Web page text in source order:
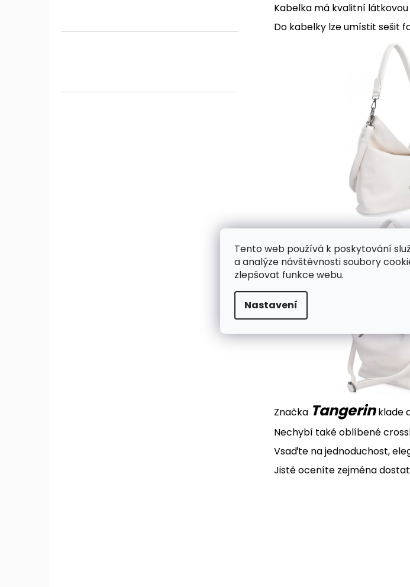
Tento web používá k poskytování
a analýze návštěvnosti soubory
zlepšovat funkce webu.
Nastavení
Kabelka má kvalitní
Do kabelky lze umístit sešit
Značka Tangerinklade
Nechybí také oblíbené
Vsaďte na jednoduchost,
Jistě oceníte zejména